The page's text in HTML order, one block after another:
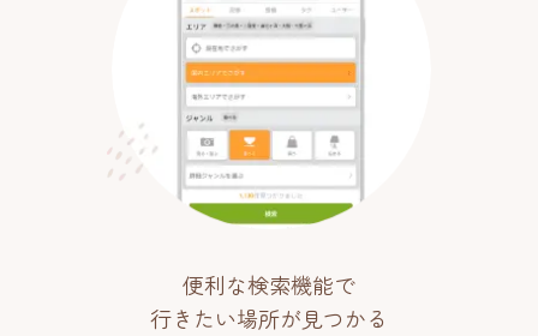
便利な検索機能で
行きたい場所が見つかる